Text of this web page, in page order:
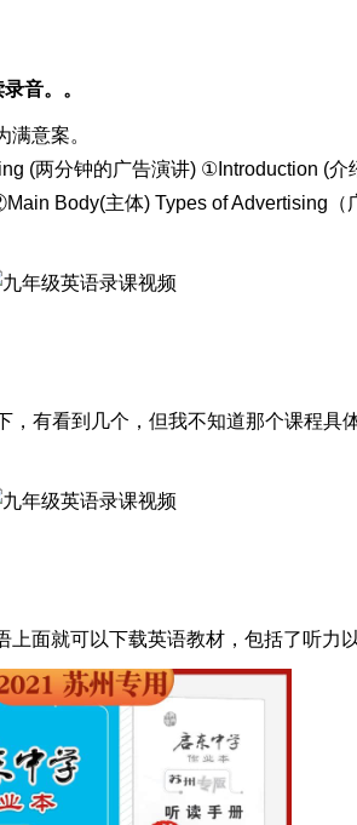
音。。
意案。
(两分钟的广告演讲) ①Introduction (介
Body(主体) Types of Advertising（
，有看到几个，但我不知道那个课程具
面就可以下载英语教材，包括了听力